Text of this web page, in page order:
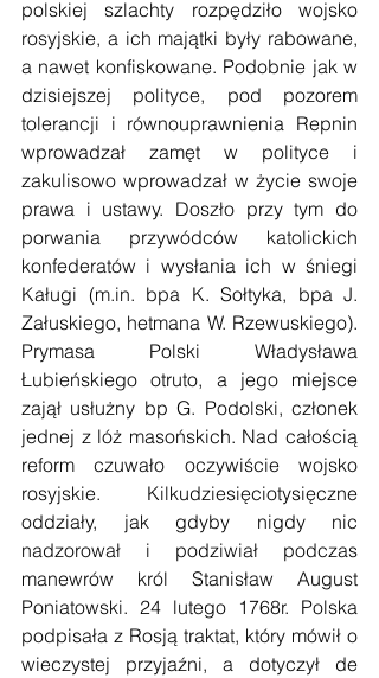
polskiej szlachty rozpędziło wojsko
rosyjskie, a ich majątki były rabowane,
a nawet konfiskowane. Podobnie jak w
dzisiejszej polityce, pod pozorem
tolerancji i równouprawnienia Repnin
wprowadzał zamęt w polityce i
zakulisowo wprowadzał w życie swoje
prawa i ustawy. Doszło przy tym do
porwania przywódców katolickich
konfederatów i wysłania ich w śniegi
Kaługi (m.in. bpa K. Sołtyka, bpa J.
Załuskiego, hetmana W. Rzewuskiego).
Prymasa Polski Władysława
Łubieńskiego otruto, a jego miejsce
zajął usłużny bp G. Podolski, członek
jednej z lóż masońskich. Nad całością
reform czuwało oczywiście wojsko
rosyjskie. Kilkudziesięciotysięczne
oddziały, jak gdyby nigdy nic
nadzorował i podziwiał podczas
manewrów król Stanisław August
Poniatowski. 24 lutego 1768r. Polska
podpisała z Rosją traktat, który mówił o
wieczystej przyjaźni, a dotyczył de